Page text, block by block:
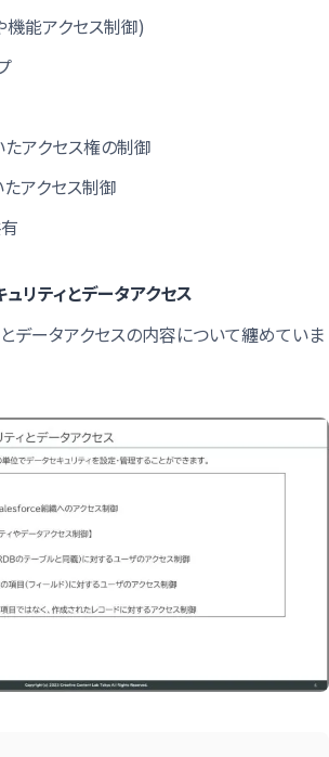
機能アクセス制御)
アクセス権の制御
アクセス制御
リティとデータアクセス
データアクセスの内容について纏めていま